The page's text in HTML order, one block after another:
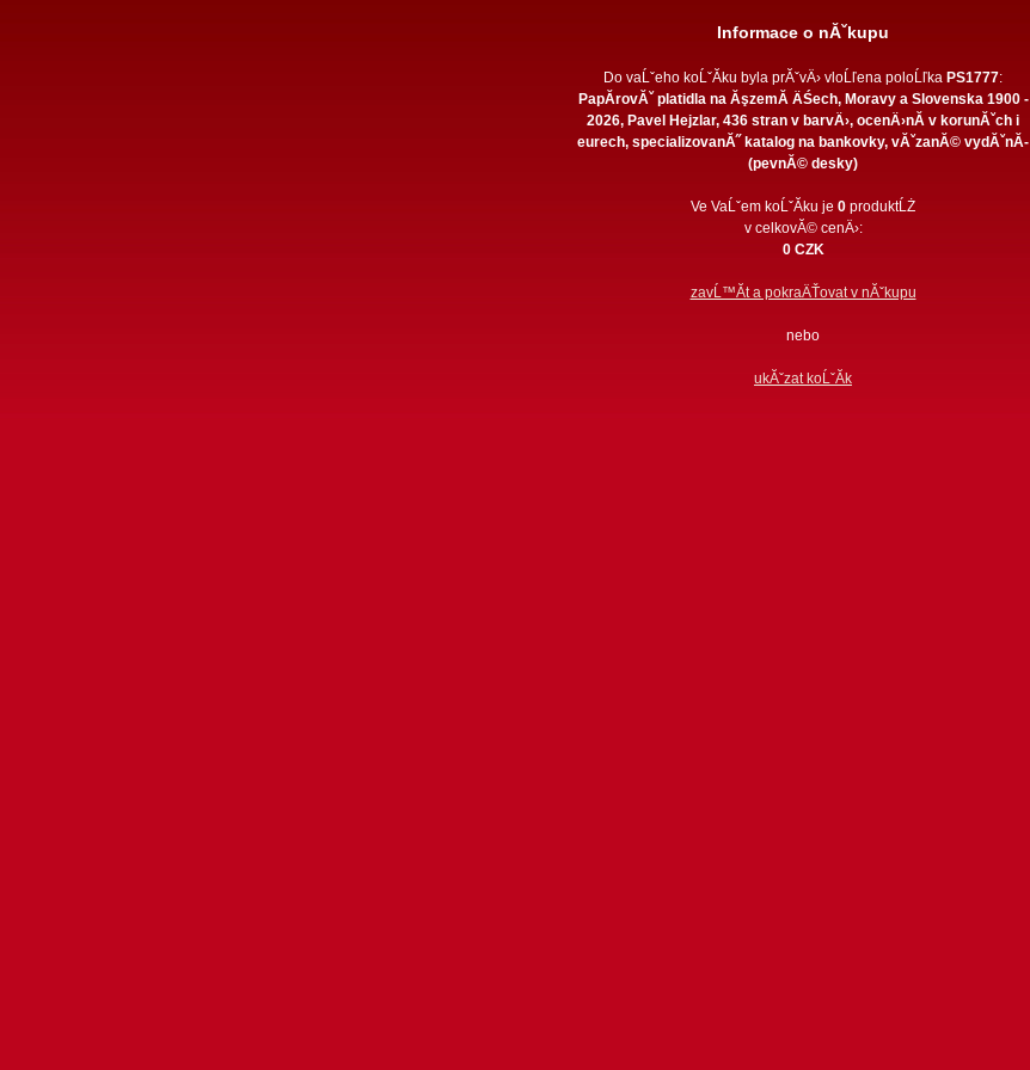
Informace o nĂˇkupu
Do vaĹˇeho koĹˇĂ­ku byla prĂˇvÄ› vloĹľena poloĹľka PS1777:
PapĂ­rovĂˇ platidla na ĂşzemĂ­ ÄŚech, Moravy a Slovenska 1900 -
2026, Pavel Hejzlar, 436 stran v barvÄ›, ocenÄ›nĂ­ v korunĂˇch i
eurech, specializovanĂ˝ katalog na bankovky, vĂˇzanĂ© vydĂˇnĂ­
(pevnĂ© desky)
Ve VaĹˇem koĹˇĂ­ku je 0 produktĹŻ
v celkovĂ© cenÄ›:
0 CZK
zavĹ™Ă­t a pokraÄŤovat v nĂˇkupu
nebo
ukĂˇzat koĹˇĂ­k